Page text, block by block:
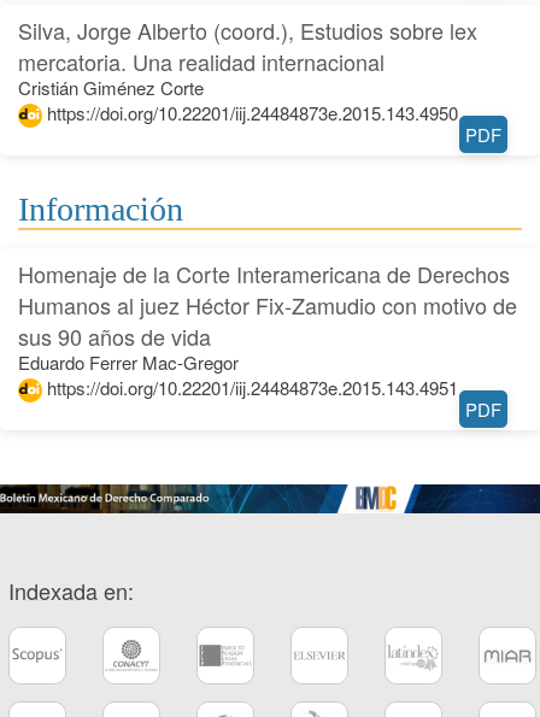
Silva, Jorge Alberto (coord.), Estudios sobre lex
mercatoria. Una realidad internacional
Cristián Giménez Corte
https://doi.org/10.22201/iij.24484873e.2015.143.4950
PDF
Información
Homenaje de la Corte Interamericana de Derechos
Humanos al juez Héctor Fix-Zamudio con motivo de
sus 90 años de vida
Eduardo Ferrer Mac-Gregor
https://doi.org/10.22201/iij.24484873e.2015.143.4951
PDF
Indexada en: